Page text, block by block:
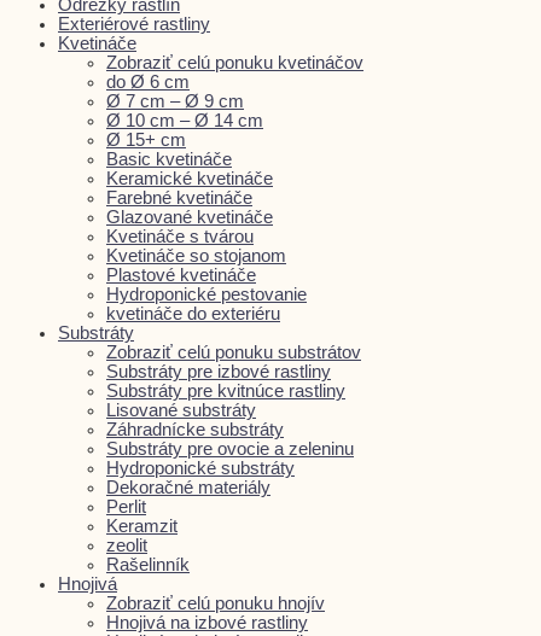
Odrezky rastlín
Exteriérové rastliny
Kvetináče
Zobraziť celú ponuku kvetináčov
do Ø 6 cm
Ø 7 cm – Ø 9 cm
Ø 10 cm – Ø 14 cm
Ø 15+ cm
Basic kvetináče
Keramické kvetináče
Farebné kvetináče
Glazované kvetináče
Kvetináče s tvárou
Kvetináče so stojanom
Plastové kvetináče
Hydroponické pestovanie
kvetináče do exteriéru
Substráty
Zobraziť celú ponuku substrátov
Substráty pre izbové rastliny
Substráty pre kvitnúce rastliny
Lisované substráty
Záhradnícke substráty
Substráty pre ovocie a zeleninu
Hydroponické substráty
Dekoračné materiály
Perlit
Keramzit
zeolit
Rašelinník
Hnojivá
Zobraziť celú ponuku hnojív
Hnojivá na izbové rastliny